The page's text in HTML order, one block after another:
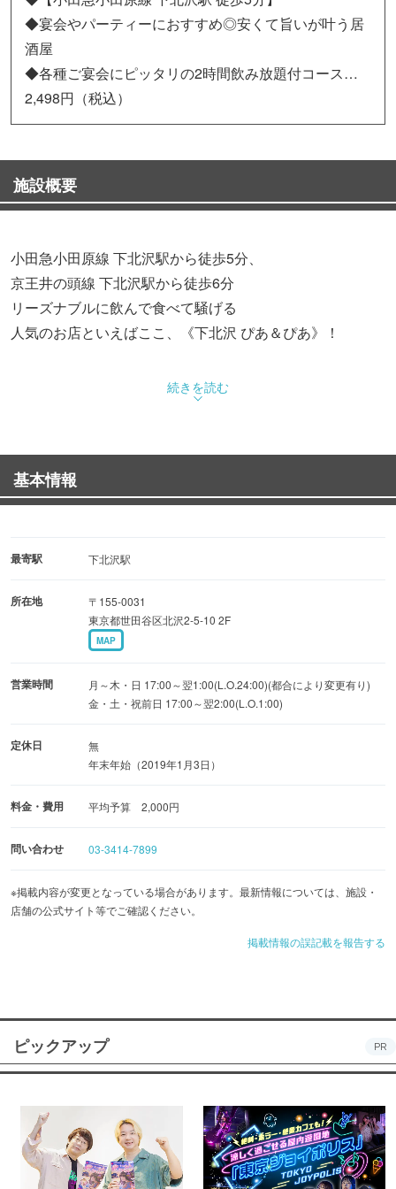
◆宴会やパーティーにおすすめ◎安くて旨いが叶う居
酒屋
◆各種ご宴会にピッタリの2時間飲み放題付コース…
2,498円（税込）
施設概要
小田急小田原線 下北沢駅から徒歩5分、
京王井の頭線 下北沢駅から徒歩6分
リーズナブルに飲んで食べて騒げる
人気のお店といえばここ、《下北沢 ぴあ＆ぴあ》！
・★各種ご宴会にピッタリ★2時間飲み放題付コース …
・【21時以降限定】軽いお食事と2時間飲み放題付き2次会
コース … 1,880円（税込）
・HappyBirthdayパック！ … 2,480円（税込）
セットです。
単品料理やカクテルなど豊富なメニューをご用意している
仕事帰りのちょい飲みや、ご家族、友人との語らいの時間
にも◎
貸切パーティーも大歓迎です！
理に舌鼓を♪
続きを読む
基本情報
最寄駅 下北沢駅
所在地
〒155-0031
東京都世田谷区北沢2-5-10 2F
MAP
営業時間
月～木・日 17:00～翌1:00(L.O.24:00)(都合により変更有り)
金・土・祝前日 17:00～翌2:00(L.O.1:00)
定休日
無
年末年始（2019年1月3日）
料金・費用 平均予算 2,000円
問い合わせ 03-3414-7899
※掲載内容が変更となっている場合があります。最新情報については、施設・
店舗の公式サイト等でご確認ください。
掲載情報の誤記載を報告する
ピックアップ PR